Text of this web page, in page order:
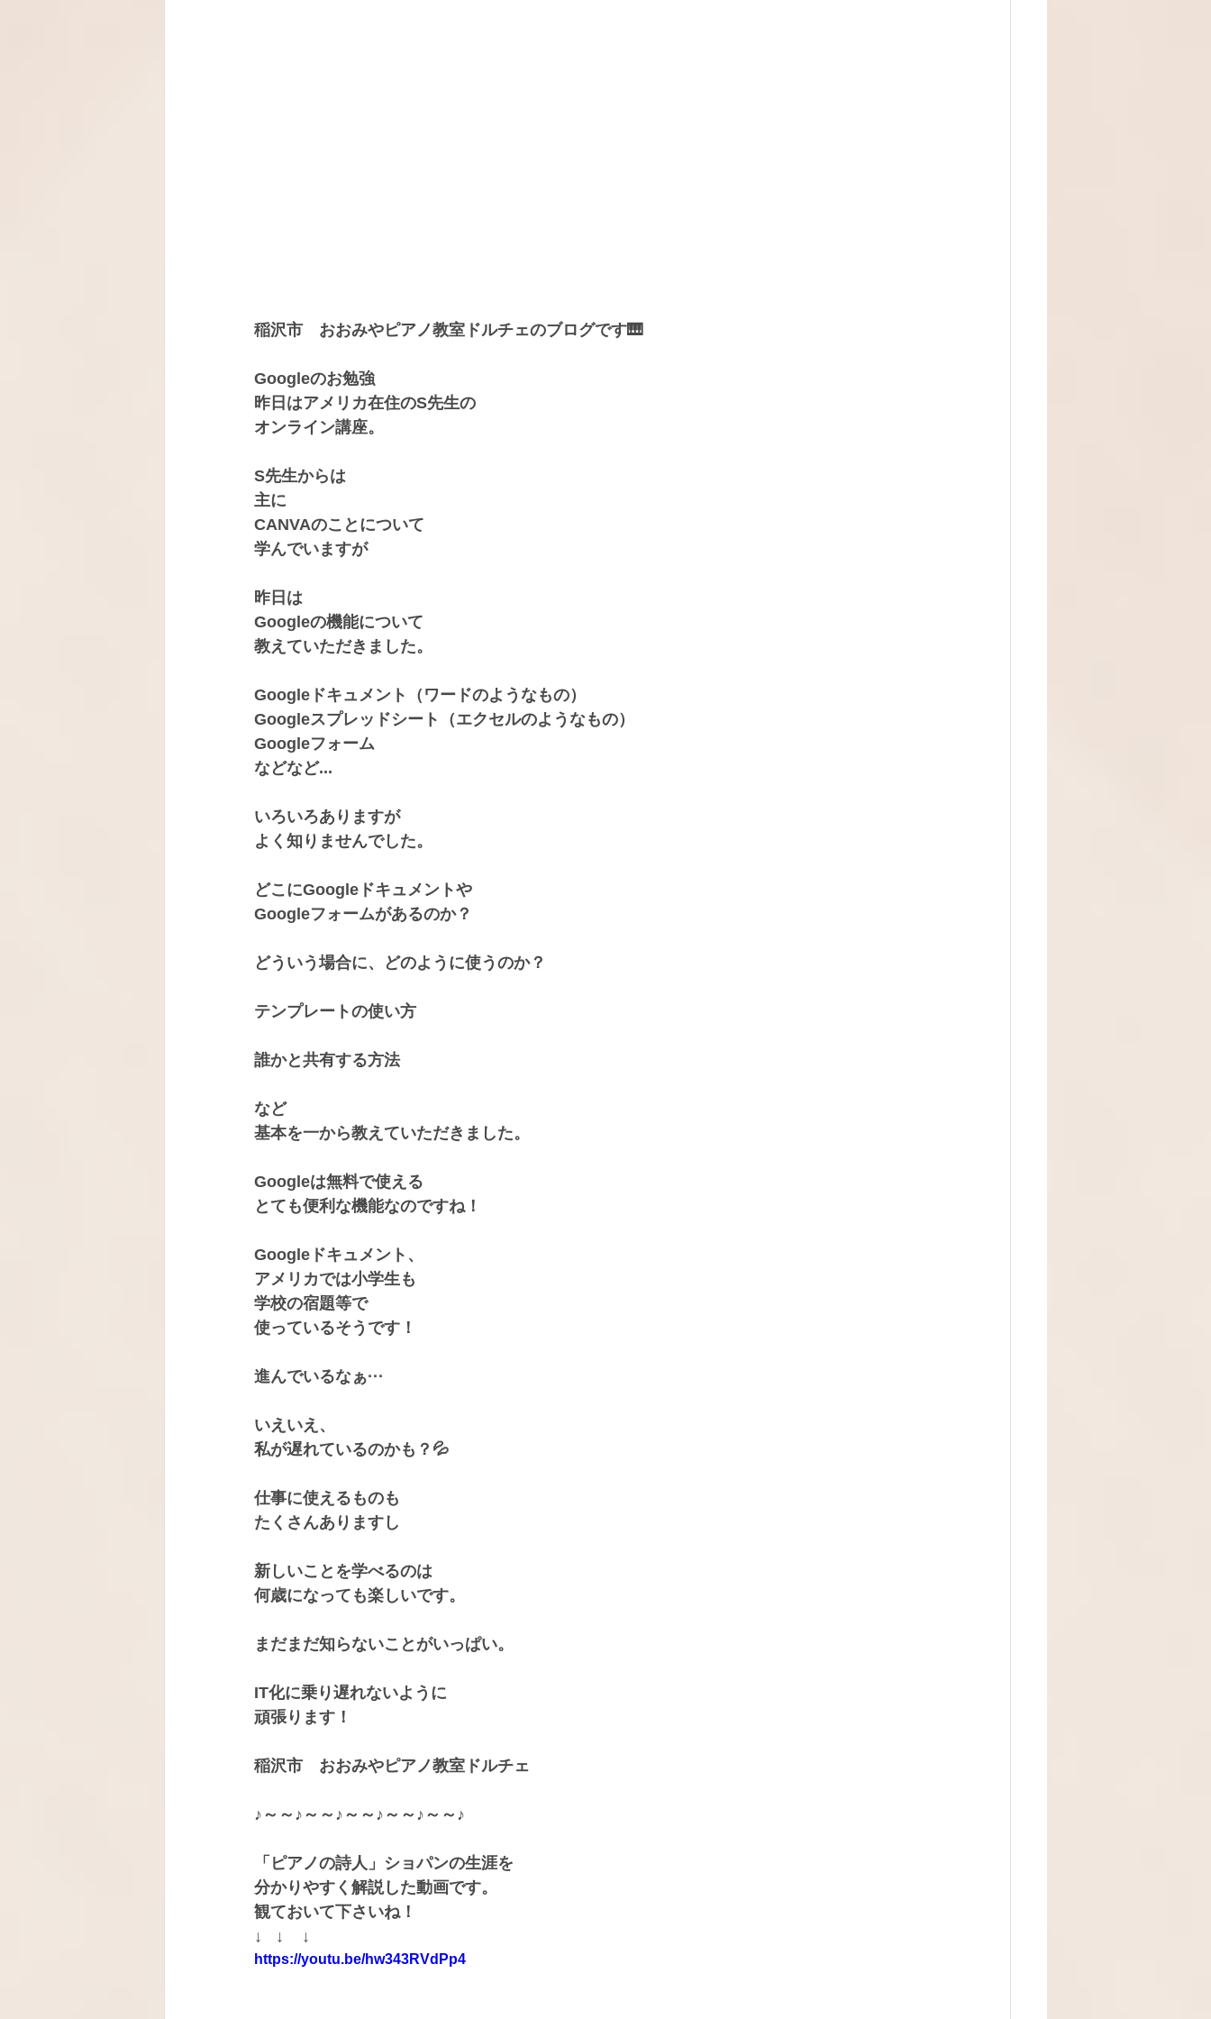
稲沢市　おおみやピアノ教室ドルチェのブログです🎹
Googleのお勉強
昨日はアメリカ在住のS先生の
オンライン講座。
S先生からは
主に
CANVAのことについて
学んでいますが
昨日は
Googleの機能について
教えていただきました。
Googleドキュメント（ワードのようなもの）
Googleスプレッドシート（エクセルのようなもの）
Googleフォーム
などなど...
いろいろありますが
よく知りませんでした。
どこにGoogleドキュメントや
Googleフォームがあるのか？
どういう場合に、どのように使うのか？
テンプレートの使い方
誰かと共有する方法
など
基本を一から教えていただきました。
Googleは無料で使える
とても便利な機能なのですね！
Googleドキュメント、
アメリカでは小学生も
学校の宿題等で
使っているそうです！
進んでいるなぁ···
いえいえ、
私が遅れているのかも？💦
仕事に使えるものも
たくさんありますし
新しいことを学べるのは
何歳になっても楽しいです。
まだまだ知らないことがいっぱい。
IT化に乗り遅れないように
頑張ります！
稲沢市　おおみやピアノ教室ドルチェ
♪～～♪～～♪～～♪～～♪～～♪
「ピアノの詩人」ショパンの生涯を
分かりやすく解説した動画です。
観ておいて下さいね！
↓   ↓    ↓
https://youtu.be/hw343RVdPp4